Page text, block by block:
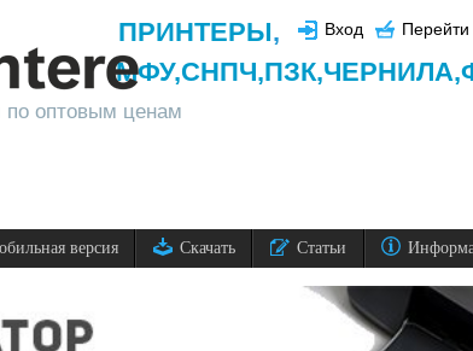
по оптовым ценам
Вход Перейти
ПРИНТЕРЫ,
МФУ,СНПЧ,ПЗК,ЧЕРНИЛА,
версия Скачать Статьи